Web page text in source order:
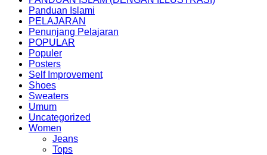
Panduan Islami
PELAJARAN
Penunjang Pelajaran
POPULAR
Populer
Posters
Self Improvement
Shoes
Sweaters
Umum
Uncategorized
Women
Jeans
Tops